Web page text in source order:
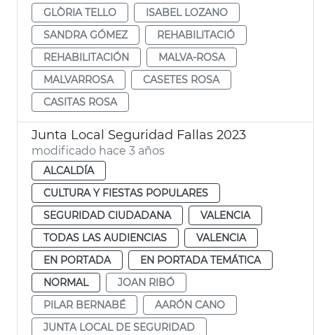
GLÒRIA TELLO
ISABEL LOZANO
SANDRA GÓMEZ
REHABILITACIÓ
REHABILITACIÓN
MALVA-ROSA
MALVARROSA
CASETES ROSA
CASITAS ROSA
Junta Local Seguridad Fallas 2023
modificado hace 3 años
ALCALDÍA
CULTURA Y FIESTAS POPULARES
SEGURIDAD CIUDADANA
VALENCIA
TODAS LAS AUDIENCIAS
VALENCIA
EN PORTADA
EN PORTADA TEMÁTICA
NORMAL
JOAN RIBÓ
PILAR BERNABÉ
AARÓN CANO
JUNTA LOCAL DE SEGURIDAD